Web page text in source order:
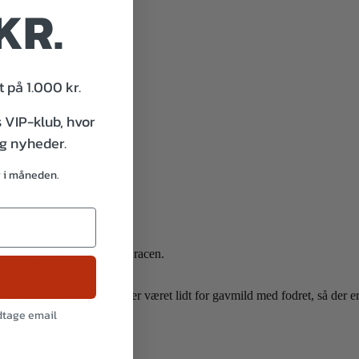
er kendetegnende for racen.
kommet, og der har Peter været lidt for gavmild med fodret, så der
på 1.000 kr.
klub, hvor
nyheder.
måneden.
email